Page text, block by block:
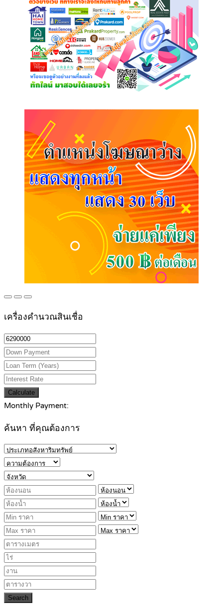
เครื่องคำนวณสินเชื่อ
Calculate
Monthly Payment:
ค้นหา ที่คุณต้องการ
Search